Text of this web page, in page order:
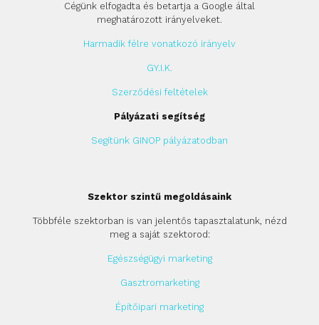
Cégünk elfogadta és betartja a Google által
meghatározott irányelveket.
Harmadik félre vonatkozó irányelv
GY.I.K.
Szerződési feltételek
Pályázati segítség
Segítünk GINOP pályázatodban
Szektor szintű megoldásaink
Többféle szektorban is van jelentős tapasztalatunk, nézd
meg a saját szektorod:
Egészségügyi marketing
Gasztromarketing
Építőipari marketing